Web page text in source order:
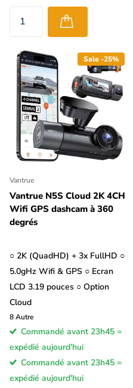
Sale -25%
Vantrue
Vantrue N5S Cloud 2K 4CH
Wifi GPS dashcam à 360
degrés
○ 2K (QuadHD) + 3x FullHD ○
5.0gHz Wifi & GPS ○ Ecran
LCD 3.19 pouces ○ Option
Cloud
8Autre
Commandé avant 23h45 =
expédié aujourd'hui
Commandé avant 23h45 =
expédié aujourd'hui